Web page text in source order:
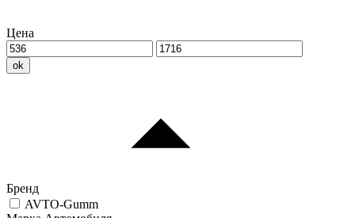
Цена
ok
Бренд
AVTO-Gumm